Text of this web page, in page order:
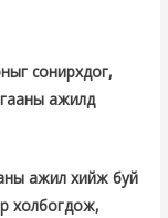
сонирхдог,
ажилд
ажил хийж буй
холбогдож,